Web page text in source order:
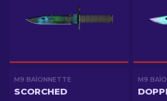
M9 BAÏONNETTE
SCORCHED
M9